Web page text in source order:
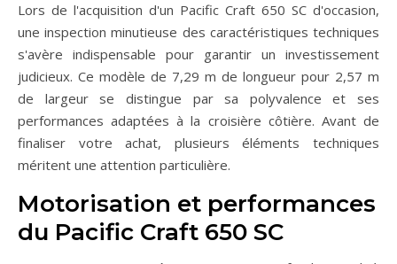
Lors de l'acquisition d'un Pacific Craft 650 SC d'occasion,
une inspection minutieuse des caractéristiques techniques
s'avère indispensable pour garantir un investissement
judicieux. Ce modèle de 7,29 m de longueur pour 2,57 m
de largeur se distingue par sa polyvalence et ses
performances adaptées à la croisière côtière. Avant de
finaliser votre achat, plusieurs éléments techniques
méritent une attention particulière.
Motorisation et performances
du Pacific Craft 650 SC